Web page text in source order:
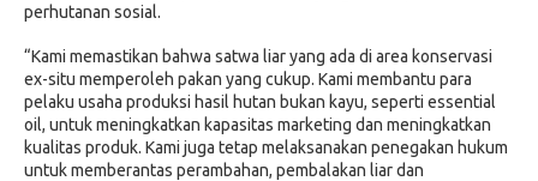
perhutanan sosial.
“Kami memastikan bahwa satwa liar yang ada di area konservasi
ex-situ memperoleh pakan yang cukup. Kami membantu para
pelaku usaha produksi hasil hutan bukan kayu, seperti essential
oil, untuk meningkatkan kapasitas marketing dan meningkatkan
kualitas produk. Kami juga tetap melaksanakan penegakan hukum
untuk memberantas perambahan, pembalakan liar dan